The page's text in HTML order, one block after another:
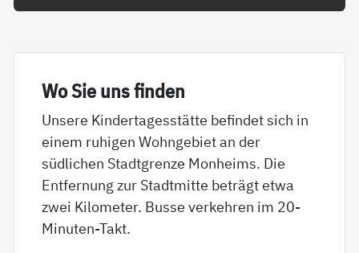
Wo Sie uns fin­den
Unsere Kindertagesstätte befindet sich in
einem ruhigen Wohngebiet an der
südlichen Stadtgrenze Monheims. Die
Entfernung zur Stadtmitte beträgt etwa
zwei Kilometer. Busse verkehren im 20-
Minuten-Takt.